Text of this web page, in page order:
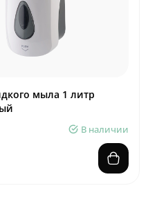
мыла 1 литр
В наличии